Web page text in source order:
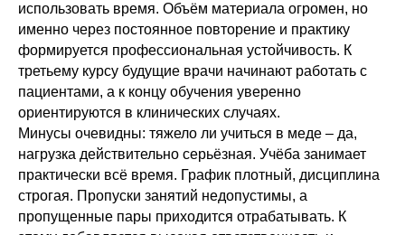
использовать время. Объём материала огромен, но
именно через постоянное повторение и практику
формируется профессиональная устойчивость. К
третьему курсу будущие врачи начинают работать с
пациентами, а к концу обучения уверенно
ориентируются в клинических случаях.
Минусы очевидны: тяжело ли учиться в меде – да,
нагрузка действительно серьёзная. Учёба занимает
практически всё время. График плотный, дисциплина
строгая. Пропуски занятий недопустимы, а
пропущенные пары приходится отрабатывать. К